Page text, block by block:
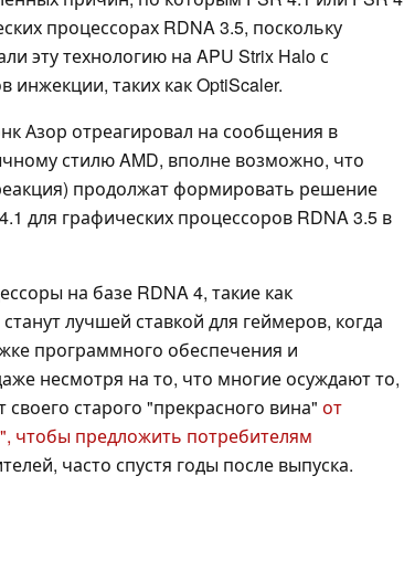
процессорах RDNA 3.5, поскольку
эту технологию на APU Strix Halo с
таких как OptiScaler.
Азор отреагировал на сообщения в
стилю AMD, вполне возможно, что
продолжат формировать решение
для графических процессоров RDNA 3.5 в
на базе RDNA 4, такие как
станут лучшей ставкой для геймеров, когда
программного обеспечения и
несмотря на то, что многие осуждают то,
старого "прекрасного вина" от
чтобы предложить потребителям
часто спустя годы после выпуска.